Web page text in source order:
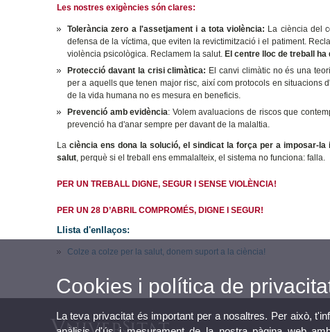
Les nostres exigències són clares:
Tolerància zero a l'assetjament i a tota violència: La ciència del
defensa de la víctima, que eviten la revictimització i el patiment.
violència psicològica. Reclamem la salut.El centre lloc de treball ha
Protecció davant la crisi climàtica: El canvi climàtic no és una
per a aquells que tenen major risc, així com protocols en situacions
de la vida humana no es mesura en beneficis.
Prevenció amb evidència: Volem avaluacions de riscos que
prevenció ha d'anar sempre per davant de la malaltia.
Laciència ens dona la solució, el sindicat la força per a imposar-
salut, perquè si el treball ens emmalalteix, el sistema no funciona: falla.
PER UN TREBALL DIGNE,SEGUR I SENSE VIOLÈNCIA!
PER UN 28 D’ABRIL COMPROMÉS, DIGNE I SEGUR!
Llista d'enllaços:
Colze a colze per la salut, donem suport a la ciència!
Cookies i política de
La teva privacitat és important per a nosaltres. Per això,